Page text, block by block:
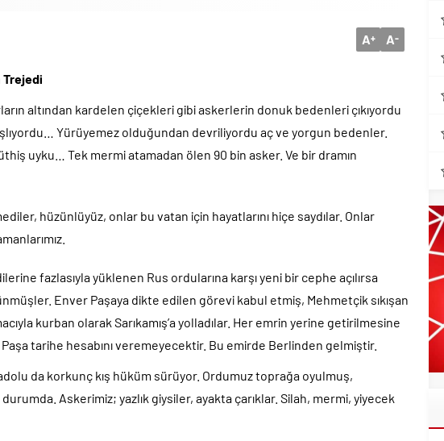
A+ A-
Trejedi
altından kardelen çiçekleri gibi askerlerin donuk bedenleri çıkıyordu
Yürüyemez olduğundan devriliyordu aç ve yorgun bedenler.
uyku… Tek mermi atamadan ölen 90 bin asker. Ve bir dramın
hüzünlüyüz, onlar bu vatan için hayatlarını hiçe saydılar. Onlar
fazlasıyla yüklenen Rus ordularına karşı yeni bir cephe açılırsa
Enver Paşaya dikte edilen görevi kabul etmiş, Mehmetçik sıkışan
kurban olarak Sarıkamış’a yolladılar. Her emrin yerine getirilmesine
Paşa tarihe hesabını veremeyecektir. Bu emirde Berlinden gelmiştir.
da korkunç kış hüküm sürüyor. Ordumuz toprağa oyulmuş,
Askerimiz; yazlık giysiler, ayakta çarıklar. Silah, mermi, yiyecek